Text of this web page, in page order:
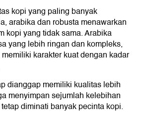
kopi yang paling banyak
arabika dan robusta menawarkan
kopi yang tidak sama. Arabika
yang lebih ringan dan kompleks,
karakter kuat dengan kadar
dianggap memiliki kualitas lebih
menyimpan sejumlah kelebihan
diminati banyak pecinta kopi.